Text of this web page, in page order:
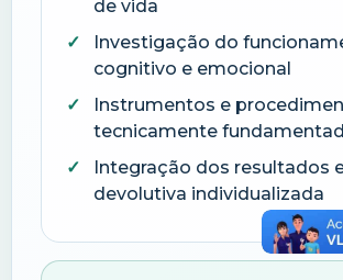
de vida
Investigação do
cognitivo e emocional
Instrumentos e
tecnicamente
Integração dos resultados
devolutiva individualizada